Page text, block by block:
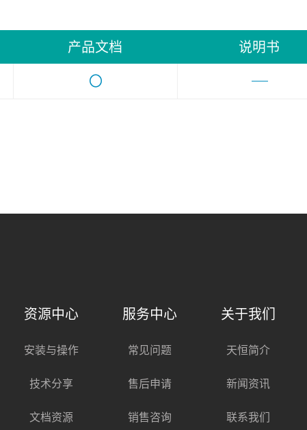
产品文档 说明书
〇
资源中心
安装与操作
技术分享
文档资源
服务中心
常见问题
售后申请
销售咨询
关于我们
天恒简介
新闻资讯
联系我们